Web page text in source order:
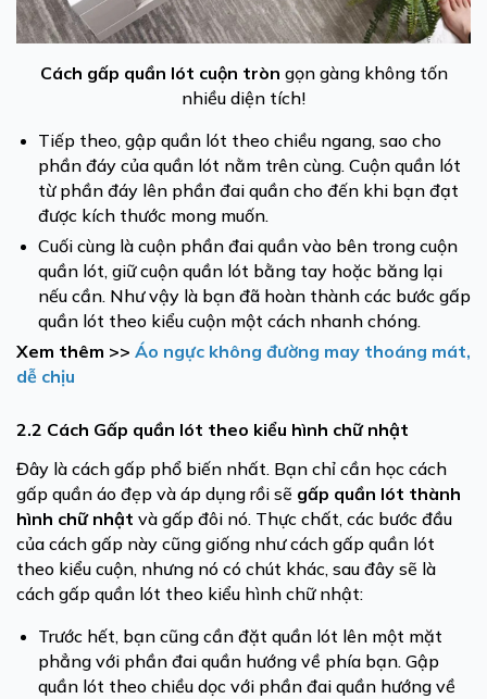
Cách gấp quần lót cuộn tròn gọn gàng không tốn
nhiều diện tích!
Tiếp theo, gập quần lót theo chiều ngang, sao cho
phần đáy của quần lót nằm trên cùng. Cuộn quần lót
từ phần đáy lên phần đai quần cho đến khi bạn đạt
được kích thước mong muốn.
Cuối cùng là cuộn phần đai quần vào bên trong cuộn
quần lót, giữ cuộn quần lót bằng tay hoặc băng lại
nếu cần. Như vậy là bạn đã hoàn thành các bước gấp
quần lót theo kiểu cuộn một cách nhanh chóng.
Xem thêm >> Áo ngực không đường may thoáng mát,
dễ chịu
2.2 Cách Gấp quần lót theo kiểu hình chữ nhật
Đây là cách gấp phổ biến nhất. Bạn chỉ cần học cách
gấp quần áo đẹp và áp dụng rồi sẽ gấp quần lót thành
hình chữ nhật và gấp đôi nó. Thực chất, các bước đầu
của cách gấp này cũng giống như cách gấp quần lót
theo kiểu cuộn, nhưng nó có chút khác, sau đây sẽ là
cách gấp quần lót theo kiểu hình chữ nhật:
Trước hết, bạn cũng cần đặt quần lót lên một mặt
phẳng với phần đai quần hướng về phía bạn. Gập
quần lót theo chiều dọc với phần đai quần hướng về